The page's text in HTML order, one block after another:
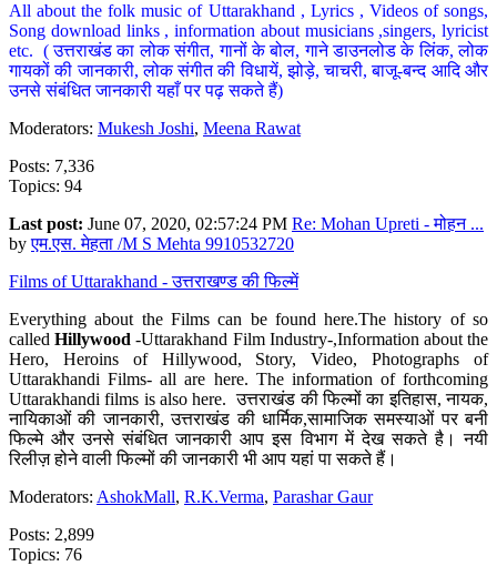
All about the folk music of Uttarakhand , Lyrics , Videos of songs,
Song download links , information about musicians ,singers, lyricist
etc. ( उत्तराखंड का लोक संगीत, गानों के बोल, गाने डाउनलोड के लिंक, लोक
गायकों की जानकारी, लोक संगीत की विधायें, झोड़े, चाचरी, बाजू-बन्द आदि और
उनसे संबंधित जानकारी यहाँ पर पढ़ सकते हैं)
Moderators: Mukesh Joshi, Meena Rawat
Posts: 7,336
Topics: 94
Last post: June 07, 2020, 02:57:24 PM Re: Mohan Upreti - मोहन ...
byएम.एस. मेहता /M S Mehta 9910532720
Films of Uttarakhand - उत्तराखण्ड की फिल्में
Everything about the Films can be found here.The history of so
calledHillywood-Uttarakhand Film Industry-,Information about the
Hero, Heroins of Hillywood, Story, Video, Photographs of
Uttarakhandi Films- all are here. The information of forthcoming
Uttarakhandi films is also here. उत्तराखंड की फिल्मों का इतिहास, नायक,
नायिकाओं की जानकारी, उत्तराखंड की धार्मिक,सामाजिक समस्याओं पर बनी
फिल्मे और उनसे संबंधित जानकारी आप इस विभाग में देख सकते है। नयी
रिलीज़ होने वाली फिल्मों की जानकारी भी आप यहां पा सकते हैं।
Moderators: AshokMall, R.K.Verma, Parashar Gaur
Posts: 2,899
Topics: 76